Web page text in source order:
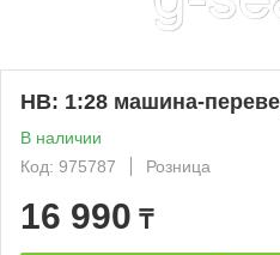
HB: 1:28 машина-
В наличии
Код: 975787
Розница
16 990 ₸